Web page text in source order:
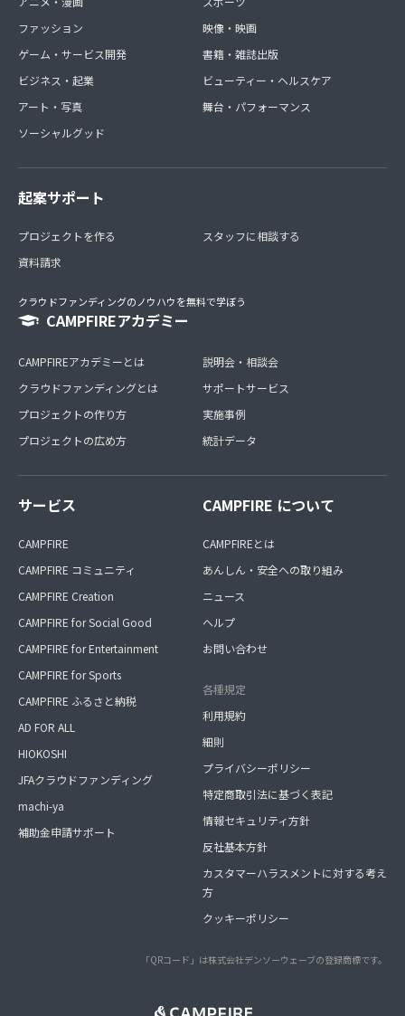
ファッション
ゲーム・サービス開発
ビジネス・起業
アート・写真
ソーシャルグッド
映像・映画
書籍・雑誌出版
ビューティー・ヘルスケア
舞台・パフォーマンス
起案サポート
プロジェクトを作る
資料請求
スタッフに相談する
クラウドファンディングのノウハウを無料で学ぼう
CAMPFIREアカデミー
CAMPFIREアカデミーとは
クラウドファンディングとは
プロジェクトの作り方
プロジェクトの広め方
説明会・相談会
サポートサービス
実施事例
統計データ
サービス
CAMPFIRE
CAMPFIRE コミュニティ
CAMPFIRE Creation
CAMPFIRE for Social Good
CAMPFIRE for Entertainment
CAMPFIRE for Sports
CAMPFIRE ふるさと納税
AD FOR ALL
HIOKOSHI
JFAクラウドファンディング
machi-ya
補助金申請サポート
CAMPFIRE について
CAMPFIREとは
あんしん・安全への取り組み
ニュース
ヘルプ
お問い合わせ
各種規定
利用規約
細則
プライバシーポリシー
特定商取引法に基づく表記
情報セキュリティ方針
反社基本方針
カスタマーハラスメントに対する考え
方
クッキーポリシー
「QRコード」は株式会社デンソーウェーブの登録商標です。